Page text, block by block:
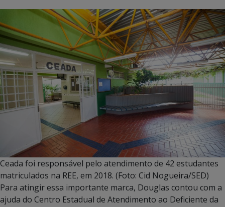
Ceada foi responsável pelo atendimento de 42 estudantes
matriculados na REE, em 2018. (Foto: Cid Nogueira/SED)
Para atingir essa importante marca, Douglas contou com a
ajuda do Centro Estadual de Atendimento ao Deficiente da